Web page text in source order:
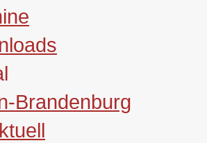
Brandenburg